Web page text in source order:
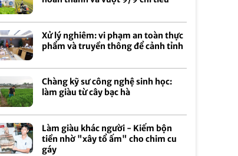
Xử lý nghiêm: vi phạm an toàn thực
phẩm và truyền thông để cảnh tỉnh
Chàng kỹ sư công nghệ sinh học:
làm giàu từ cây bạc hà
Làm giàu khác người - Kiếm bộn
tiền nhờ "xây tổ ấm" cho chim cu
gáy